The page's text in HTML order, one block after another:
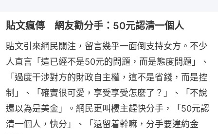
貼文瘋傳 網友勸分手：50元認清一個人
貼文引來網民關注，留言幾乎一面倒支持女方。不少
人直言「這已經不是50元的問題，而是態度問題」、
「過度干涉對方的財政自主權，這不是省錢，而是控
制」、「確實很可愛，享受享受怎麼了？」、「不說
還以為是美金」。網民更叫樓主趕快分手，「50元認
清一個人，快分」、「還留着幹嘛，分手要違約金